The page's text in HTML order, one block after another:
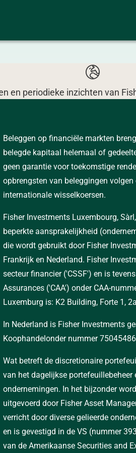
en periodieke inzichten van
Beleggen op financiële markten
belegde kapitaal helemaal of
geen garantie voor toekomstige
opbrengsten van beleggingen
internationale wisselkoersen.
Fisher Investments Luxembourg,
beperkte aansprakelijkheid
die wordt gebruikt door Fisher
Frankrijk en Nederland. Fisher
secteur financier ('CSSF') en is
Assurances ('CAA') onder CAA-
Luxemburg is: K2 Building, Forte 1,
In Nederland is Fisher Investments
Koophandelonder nummer
Wat betreft de discretionaire
van het dagelijkse
ondernemingen. In het bijzonder
uitgevoerd door Fisher Asset
verricht door diverse gelieerde
en is gevestigd in de VS (nummer
van de Amerikaanse Securities and